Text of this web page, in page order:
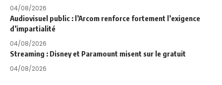
04/08/2026
Audiovisuel public : l’Arcom renforce fortement l’exigence
d’impartialité
04/08/2026
Streaming : Disney et Paramount misent sur le gratuit
04/08/2026